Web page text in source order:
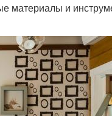
материалы и